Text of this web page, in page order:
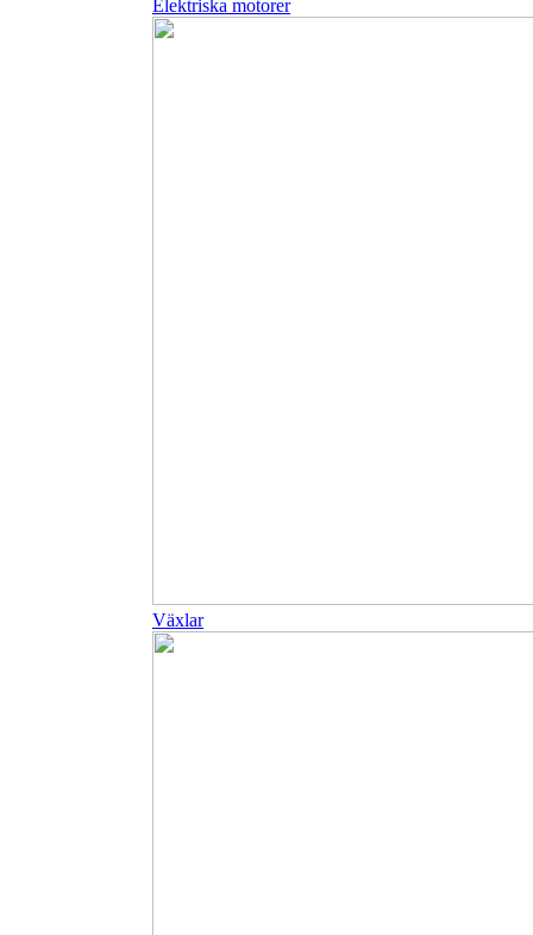
Elektriska motorer
Växlar